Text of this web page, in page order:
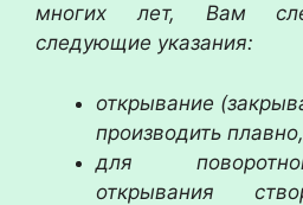
многих лет, Вам
следующие указания:
открывание
производить
для
открывания